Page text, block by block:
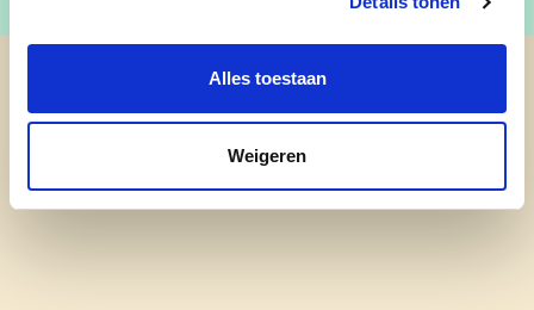
Alles toestaan
Weigeren
cd&v Lochristi